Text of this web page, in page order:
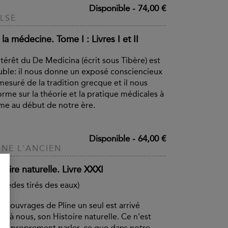
Disponible- 74,00 €
la médecine. Tome I : Livres I et II
du De Medicina (écrit sous Tibère) est
il nous donne un exposé consciencieux
de la tradition grecque et il nous
sur la théorie et la pratique médicales à
au début de notre ère.
Disponible- 64,00 €
L'ANCIEN
naturelle. Livre XXXI
tirés des eaux)
ouvrages de Pline un seul est arrivé
nous, son Histoire naturelle. Ce n'est